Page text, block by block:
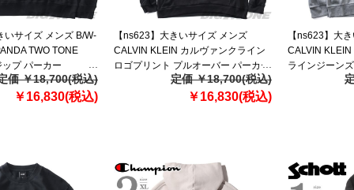
いサイズ メンズ B/W-
TWO TONE
プ パーカー
価 ￥18,700(税込)
￥16,830(税込)
【ns623】大きいサイズ メンズ
CALVIN KLEIN カルヴァンクライン
ロゴプリント プルオーバー パーカー
USA直輸入 40gc201定価 ￥18,700(税込)
￥16,830(税込)
【ns623】大
CALVIN
ラインジーン
ーバー パーカ